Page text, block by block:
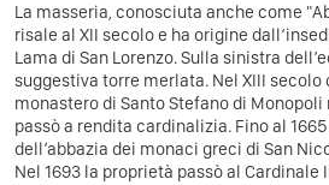
La masseria, conosciuta anche come
risale al XII secolo e ha origine
Lama di San Lorenzo. Sulla sinistra
suggestiva torre merlata. Nel XIII secolo
monastero di Santo Stefano di
passò a rendita cardinalizia. Fino al
dell’abbazia dei monaci greci di San
Nel 1693 la proprietà passò al